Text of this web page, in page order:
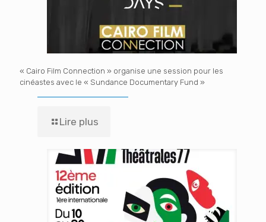
« Cairo Film Connection » organise une session pour les
cinéastes avec le « Sundance Documentary Fund »
Lire plus